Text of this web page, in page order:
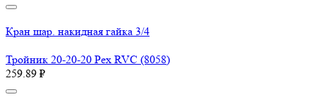
Кран шар. накидная гайка 3/4
Тройник 20-20-20 Pex RVC (8058)
259.89 ₽